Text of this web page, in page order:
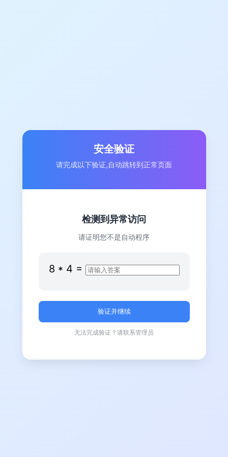
安全验证
请完成以下验证,自动跳转到正常页面
检测到异常访问
请证明您不是自动程序
8 * 4 =
无法完成验证？请联系管理员